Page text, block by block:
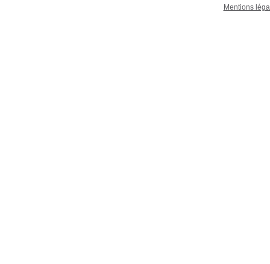
Mentions